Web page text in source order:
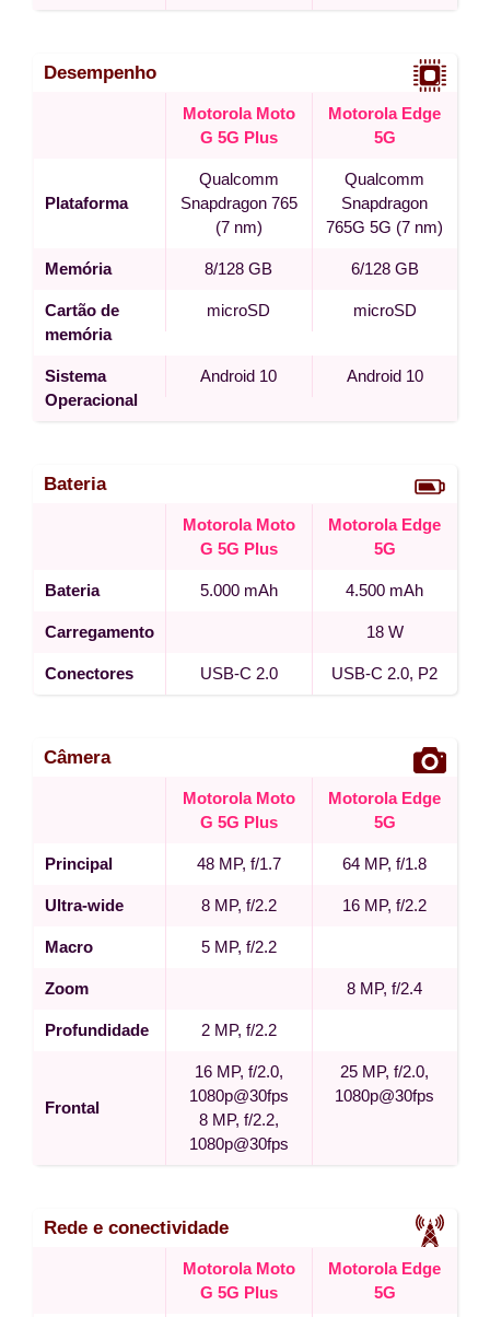
Desempenho
Motorola Moto
G 5G Plus
Motorola Edge
5G
Plataforma
Qualcomm
Snapdragon 765
(7 nm)
Qualcomm
Snapdragon
765G 5G (7 nm)
Memória 8/128 GB 6/128 GB
Cartão de
memória
microSD microSD
Sistema
Operacional
Android 10 Android 10
Bateria
Motorola Moto
G 5G Plus
Motorola Edge
5G
Bateria 5.000 mAh 4.500 mAh
Carregamento 18 W
Conectores USB-C 2.0 USB-C 2.0, P2
Câmera
Motorola Moto
G 5G Plus
Motorola Edge
5G
Principal 48 MP, f/1.7 64 MP, f/1.8
Ultra-wide 8 MP, f/2.2 16 MP, f/2.2
Macro 5 MP, f/2.2
Zoom 8 MP, f/2.4
Profundidade 2 MP, f/2.2
Frontal
16 MP, f/2.0,
1080p@30fps
8 MP, f/2.2,
1080p@30fps
25 MP, f/2.0,
1080p@30fps
Rede e conectividade
Motorola Moto
G 5G Plus
Motorola Edge
5G